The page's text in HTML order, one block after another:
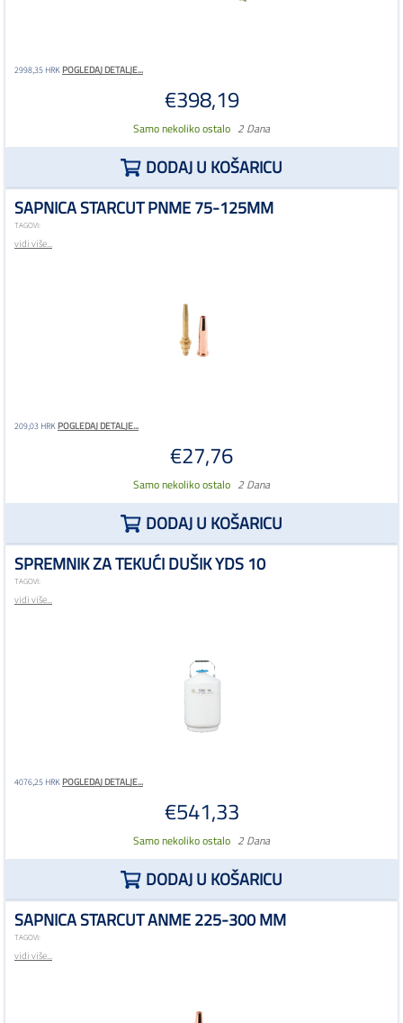
2998,35 HRKPOGLEDAJ DETALJE...
€398,19
Samo nekoliko ostalo 2 Dana
DODAJ U KOŠARICU
SAPNICA STARCUT PNME 75-125MM
TAGOVI:
vidi više...
209,03 HRKPOGLEDAJ DETALJE...
€27,76
Samo nekoliko ostalo 2 Dana
DODAJ U KOŠARICU
SPREMNIK ZA TEKUĆI DUŠIK YDS 10
TAGOVI:
vidi više...
4076,25 HRKPOGLEDAJ DETALJE...
€541,33
Samo nekoliko ostalo 2 Dana
DODAJ U KOŠARICU
SAPNICA STARCUT ANME 225-300 MM
TAGOVI:
vidi više...